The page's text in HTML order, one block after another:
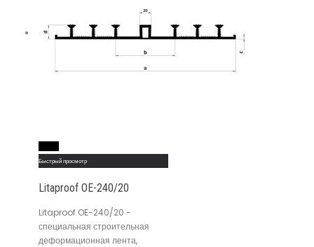
Быстрый просмотр
Litaproof OE-240/20
Litaproof OE-240/20 -
специальная строительная
деформационная лента,